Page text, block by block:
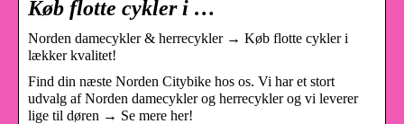
Køb flotte cykler i …
Norden damecykler & herrecykler → Køb flotte cykler i
lækker kvalitet!
Find din næste Norden Citybike hos os. Vi har et stort
udvalg af Norden damecykler og herrecykler og vi leverer
lige til døren → Se mere her!